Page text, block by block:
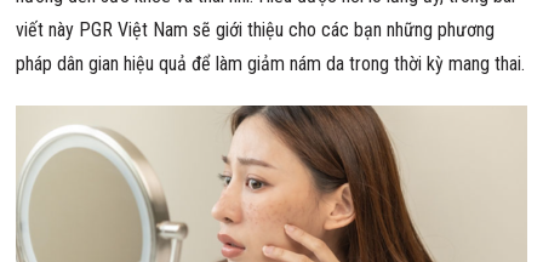
viết này PGR Việt Nam sẽ giới thiệu cho các bạn những phương
pháp dân gian hiệu quả để làm giảm nám da trong thời kỳ mang thai.